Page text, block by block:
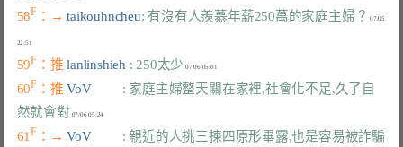
58F ：→ taikouhncheu: 有沒有人羨慕年薪250萬的家庭主婦？ 07/05
59F ：推 lanlinshieh : 250太少
60F ：推 VoV : 家庭主婦整天關在家裡,社會化不足,久了自
然就會對
61F ：→ VoV : 親近的人挑三揀四原形畢露,也是容易被詐騙